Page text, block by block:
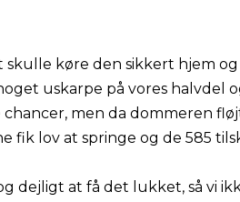
skulle køre den sikkert hjem
uskarpe på vores halvdel
men da dommeren
fik lov at springe og de 585
dejligt at få det lukket, så vi